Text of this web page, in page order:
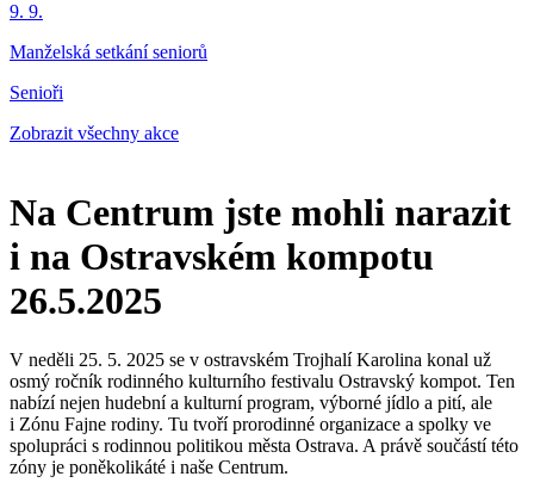
9. 9.
Manželská setkání seniorů
Senioři
Zobrazit všechny akce
Na Centrum jste mohli narazit
i na Ostravském kompotu
26.5.2025
V neděli 25. 5. 2025 se v ostravském Trojhalí Karolina konal už
osmý ročník rodinného kulturního festivalu Ostravský kompot. Ten
nabízí nejen hudební a kulturní program, výborné jídlo a pití, ale
i Zónu Fajne rodiny. Tu tvoří prorodinné organizace a spolky ve
spolupráci s rodinnou politikou města Ostrava. A právě součástí této
zóny je poněkolikáté i naše Centrum.